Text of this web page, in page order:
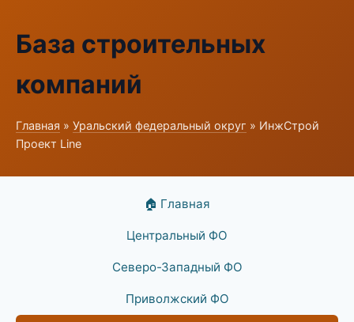
База строительных
компаний
Главная » Уральский федеральный округ » ИнжСтрой
Проект Line
🏠 Главная
Центральный ФО
Северо-Западный ФО
Приволжский ФО